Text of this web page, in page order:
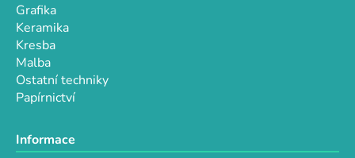
Grafika
Keramika
Kresba
Malba
Ostatní techniky
Papírnictví
Informace